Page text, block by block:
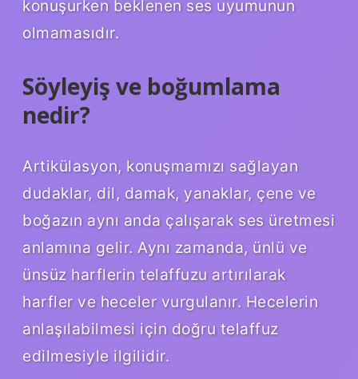
konuşurken beklenen ses uyumunun
olmamasıdır.
Söyleyiş ve boğumlama
nedir?
Artikülasyon, konuşmamızı sağlayan
dudaklar, dil, damak, yanaklar, çene ve
boğazın aynı anda çalışarak ses üretmesi
anlamına gelir. Aynı zamanda, ünlü ve
ünsüz harflerin telaffuzu artırılarak
harfler ve heceler vurgulanır. Hecelerin
anlaşılabilmesi için doğru telaffuz
edilmesiyle ilgilidir.